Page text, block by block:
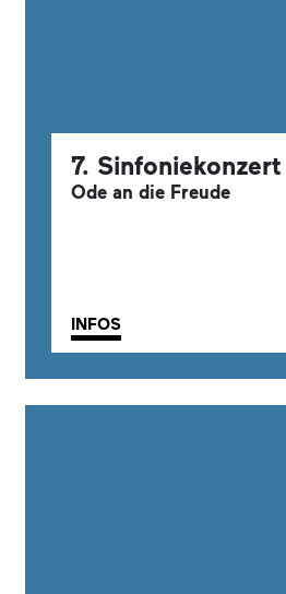
7. Sinfoniekonzert
Ode an die Freude
INFOS